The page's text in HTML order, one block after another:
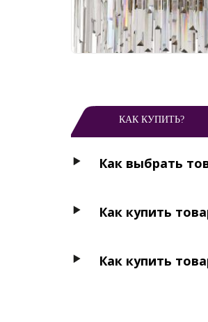
53 451 руб.
КАК КУПИТЬ?
Как выбрать
Как купить
Как купить